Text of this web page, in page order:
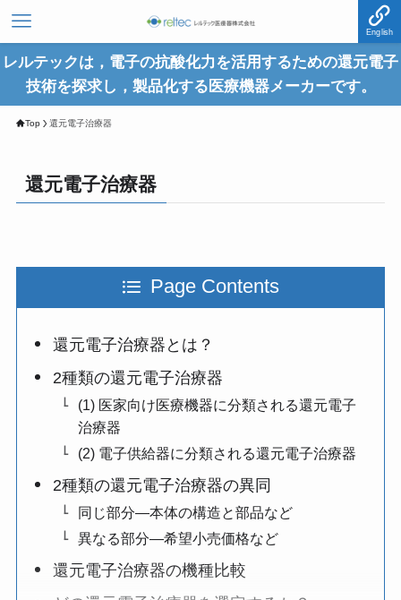
English
レルテックは，電子の抗酸化力を活用するための還元電子
技術を探求し，製品化する医療機器メーカーです。
Top 還元電子治療器
還元電子治療器
Page Contents
還元電子治療器とは？
2種類の還元電子治療器
(1) 医家向け医療機器に分類される還元電子
治療器
(2) 電子供給器に分類される還元電子治療器
2種類の還元電子治療器の異同
同じ部分―本体の構造と部品など
異なる部分―希望小売価格など
還元電子治療器の機種比較